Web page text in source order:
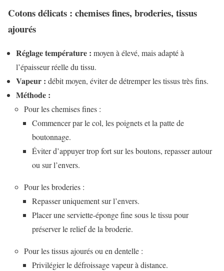
Cotons délicats : chemises fines, broderies, tissus
ajourés
Réglage température : moyen à élevé, mais adapté à
l’épaisseur réelle du tissu.
Vapeur : débit moyen, éviter de détremper les tissus très fins.
Méthode :
Pour les chemises fines :
Commencer par le col, les poignets et la patte de
boutonnage.
Éviter d’appuyer trop fort sur les boutons, repasser autour
ou sur l’envers.
Pour les broderies :
Repasser uniquement sur l’envers.
Placer une serviette-éponge fine sous le tissu pour
préserver le relief de la broderie.
Pour les tissus ajourés ou en dentelle :
Privilégier le défroissage vapeur à distance.